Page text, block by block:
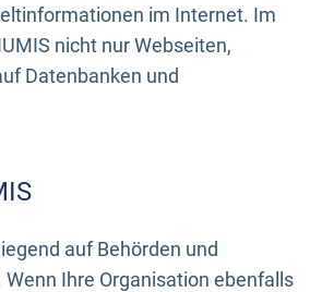
im Internet. Im
nicht nur Webseiten,
Datenbanken und
auf Behörden und
Ihre Organisation ebenfalls